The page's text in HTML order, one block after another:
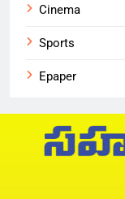
Cinema
Sports
Epaper